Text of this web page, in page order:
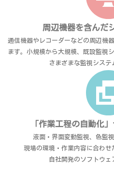
周辺機器を含んだ
通信機器やレコーダーなどの周辺機
ます。小規模から大規模、既設監視
さまざまな監視システ
「作業工程の自動化
液面・界面変動監視、色監
現場の環境・作業内容に合わ
自社開発のソフトウェ